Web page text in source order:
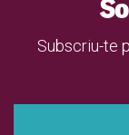
Subscriu-te